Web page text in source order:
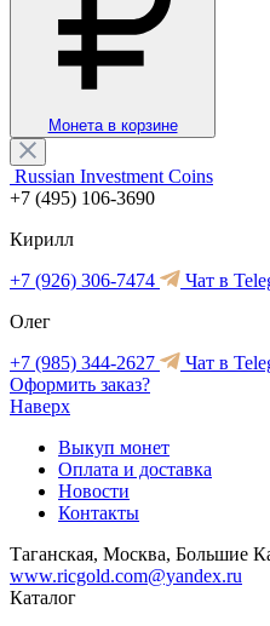
Монета в корзине
Russian Investment Coins
+7 (495) 106-3690
Кирилл
+7 (926) 306-7474
Чат в
Олег
+7 (985) 344-2627
Чат в
Оформить заказ?
Наверх
Выкуп монет
Оплата и доставка
Новости
Контакты
Таганская, Москва, Большие
www.ricgold.com@yandex.ru
Каталог